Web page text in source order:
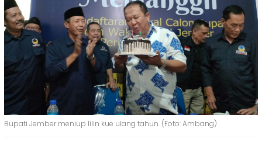
Bupati Jember meniup lilin kue ulang tahun. (Foto: Ambang)